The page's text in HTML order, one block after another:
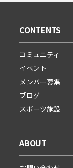
CONTENTS
コミュニティ
イベント
メンバー募集
ブログ
スポーツ施設
ABOUT